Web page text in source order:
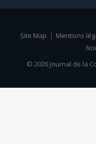
Site Map Mentions
© 2026 Journal de la